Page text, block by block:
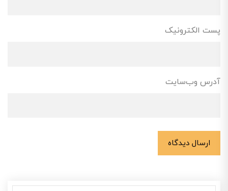
پست الکترونیک
آدرس وب‌سایت
ارسال دیدگاه